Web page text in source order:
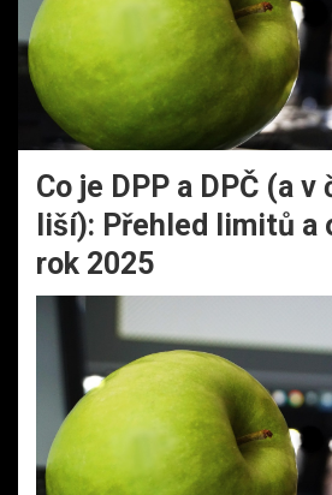
Co je DPP a DPČ (a v
liší): Přehled limitů a
rok 2025